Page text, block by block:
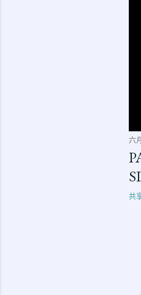
六
共